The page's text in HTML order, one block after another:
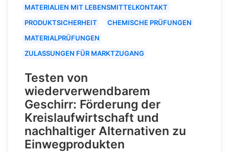
MATERIALIEN MIT LEBENSMITTELKONTAKT
PRODUKTSICHERHEIT
CHEMISCHE PRÜFUNGEN
MATERIALPRÜFUNGEN
ZULASSUNGEN FÜR MARKTZUGANG
Testen von
wiederverwendbarem
Geschirr: Förderung der
Kreislaufwirtschaft und
nachhaltiger Alternativen zu
Einwegprodukten